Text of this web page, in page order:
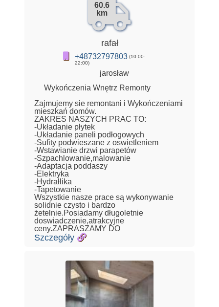
60.6
km
rafał
+48732797803 (10:00-
22:00)
jarosław
Wykończenia Wnętrz Remonty
Zajmujemy sie remontani i Wykończeniami
mieszkań domów.
ZAKRES NASZYCH PRAC TO:
-Układanie płytek
-Układanie paneli podłogowych
-Sufity podwieszane z oswietleniem
-Wstawianie drzwi parapetów
-Szpachlowanie,malowanie
-Adaptacja poddaszy
-Elektryka
-Hydrałlika
-Tapetowanie
Wszystkie nasze prace są wykonywanie
solidnie czysto i bardzo
żetelnie.Posiadamy długoletnie
doswiadczenie,atrakcyjne
ceny.ZAPRASZAMY DO
Szczegóły